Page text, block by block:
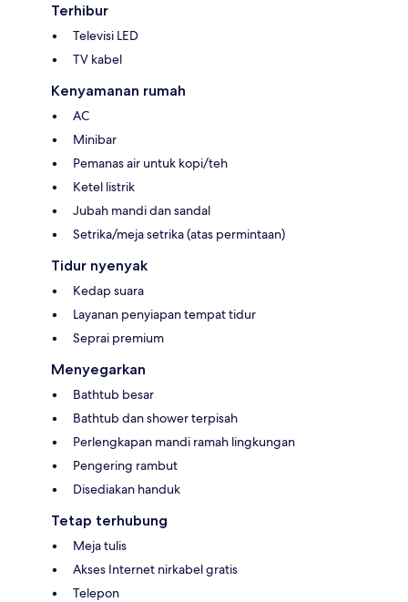
Terhibur
Televisi LED
TV kabel
Kenyamanan rumah
AC
Minibar
Pemanas air untuk kopi/teh
Ketel listrik
Jubah mandi dan sandal
Setrika/meja setrika (atas permintaan)
Tidur nyenyak
Kedap suara
Layanan penyiapan tempat tidur
Seprai premium
Menyegarkan
Bathtub besar
Bathtub dan shower terpisah
Perlengkapan mandi ramah lingkungan
Pengering rambut
Disediakan handuk
Tetap terhubung
Meja tulis
Akses Internet nirkabel gratis
Telepon